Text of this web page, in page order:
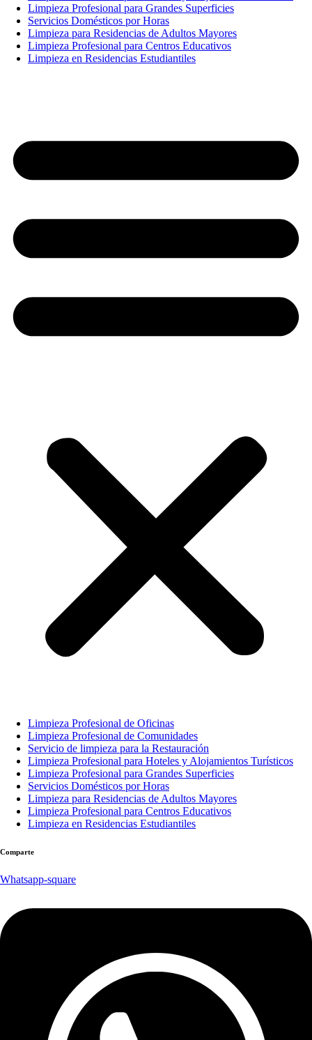
Limpieza Profesional para Grandes Superficies
Servicios Domésticos por Horas
Limpieza para Residencias de Adultos Mayores
Limpieza Profesional para Centros Educativos
Limpieza en Residencias Estudiantiles
Limpieza Profesional de Oficinas
Limpieza Profesional de Comunidades
Servicio de limpieza para la Restauración
Limpieza Profesional para Hoteles y Alojamientos Turísticos
Limpieza Profesional para Grandes Superficies
Servicios Domésticos por Horas
Limpieza para Residencias de Adultos Mayores
Limpieza Profesional para Centros Educativos
Limpieza en Residencias Estudiantiles
Comparte
Whatsapp-square